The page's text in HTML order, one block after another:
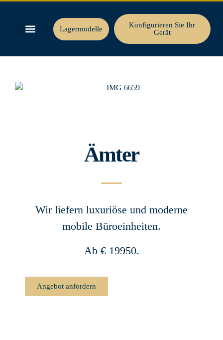
Lagermodelle
Konfigurieren Sie Ihr
Gerät
Ämter
Wir liefern luxuriöse und moderne
mobile Büroeinheiten.
Ab € 19950.
Angebot anfordern